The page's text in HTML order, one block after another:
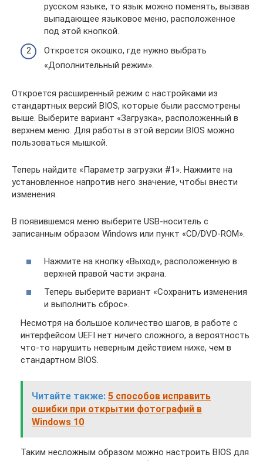
русском языке, то язык можно поменять, вызвав
выпадающее языковое меню, расположенное
под этой кнопкой.
Откроется окошко, где нужно выбрать
«Дополнительный режим».
Откроется расширенный режим с настройками из
стандартных версий BIOS, которые были рассмотрены
выше. Выберите вариант «Загрузка», расположенный в
верхнем меню. Для работы в этой версии BIOS можно
пользоваться мышкой.
Теперь найдите «Параметр загрузки #1». Нажмите на
установленное напротив него значение, чтобы внести
изменения.
В появившемся меню выберите USB-носитель с
записанным образом Windows или пункт «CD/DVD-ROM».
Нажмите на кнопку «Выход», расположенную в
верхней правой части экрана.
Теперь выберите вариант «Сохранить изменения
и выполнить сброс».
Несмотря на большое количество шагов, в работе с
интерфейсом UEFI нет ничего сложного, а вероятность
что-то нарушить неверным действием ниже, чем в
стандартном BIOS.
Читайте также: 5 способов исправить
ошибки при открытии фотографий в
Windows 10
Таким несложным образом можно настроить BIOS для